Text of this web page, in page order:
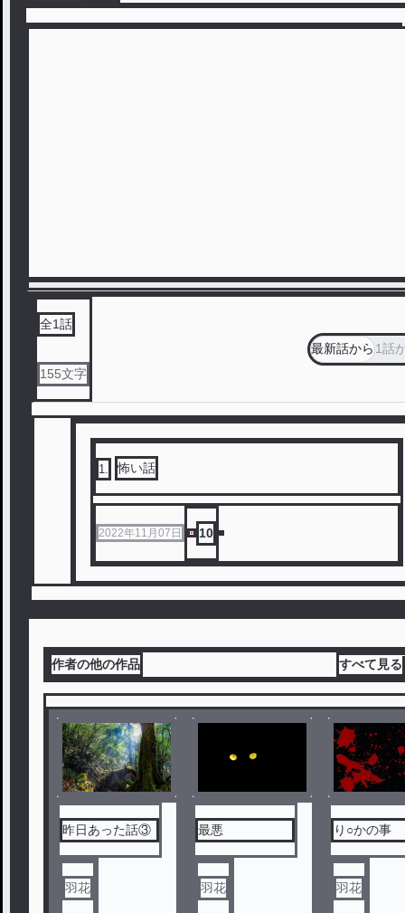
全1話
155文字
最新話から1話
1 怖い話
2022年11月07日 10
作者の他の作品 すべて見る
昨日あった話③
羽花
最悪
羽花
り○かの事
羽花